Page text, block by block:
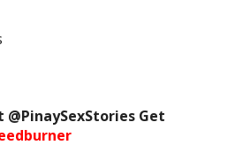
@PinaySexStories Get